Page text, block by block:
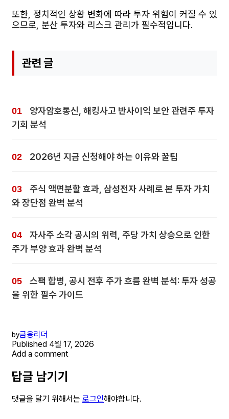
또한, 정치적인 상황 변화에 따라 투자 위험이 커질 수 있
으므로, 분산 투자와 리스크 관리가 필수적입니다.
관련 글
양자암호통신, 해킹사고 반사이익 보안 관련주 투자
기회 분석
2026년 지금 신청해야 하는 이유와 꿀팁
주식 액면분할 효과, 삼성전자 사례로 본 투자 가치
와 장단점 완벽 분석
자사주 소각 공시의 위력, 주당 가치 상승으로 인한
주가 부양 효과 완벽 분석
스팩 합병, 공시 전후 주가 흐름 완벽 분석: 투자 성공
을 위한 필수 가이드
by금융리더
Published 4월 17, 2026
Add a comment
답글 남기기
댓글을 달기 위해서는 로그인해야합니다.